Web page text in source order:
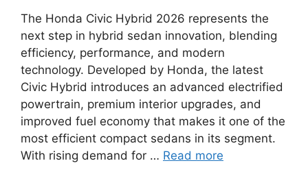
The Honda Civic Hybrid 2026 represents the
next step in hybrid sedan innovation, blending
efficiency, performance, and modern
technology. Developed by Honda, the latest
Civic Hybrid introduces an advanced electrified
powertrain, premium interior upgrades, and
improved fuel economy that makes it one of the
most efficient compact sedans in its segment.
With rising demand for … Read more